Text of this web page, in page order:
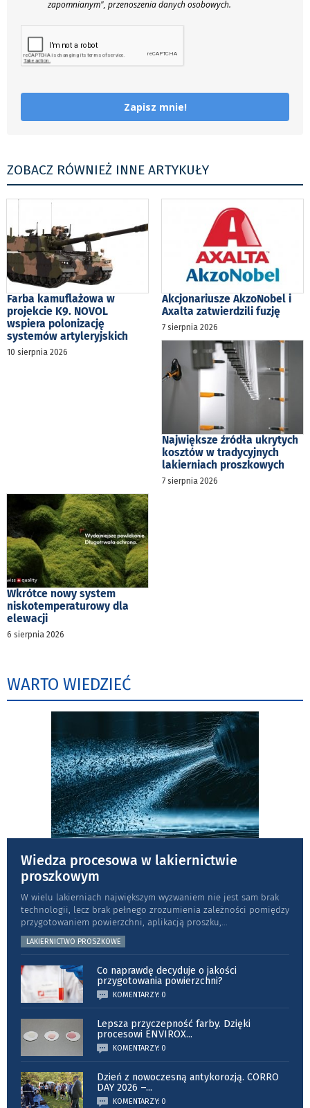
zapomnianym", przenoszenia danych osobowych.
Zapisz mnie!
ZOBACZ RÓWNIEŻ INNE ARTYKUŁY
Farba kamuflażowa w
projekcie K9. NOVOL
wspiera polonizację
systemów artyleryjskich
10 sierpnia 2026
Akcjonariusze AkzoNobel i
Axalta zatwierdzili fuzję
7 sierpnia 2026
Największe źródła ukrytych
kosztów w tradycyjnych
lakierniach proszkowych
7 sierpnia 2026
Wkrótce nowy system
niskotemperaturowy dla
elewacji
6 sierpnia 2026
WARTO WIEDZIEĆ
Wiedza procesowa w lakiernictwie
proszkowym
W wielu lakierniach największym wyzwaniem nie jest sam brak
technologii, lecz brak pełnego zrozumienia zależności pomiędzy
przygotowaniem powierzchni, aplikacją proszku,
LAKIERNICTWO PROSZKOWE
Co naprawdę decyduje o jakości
przygotowania powierzchni?
KOMENTARZY: 0
Lepsza przyczepność farby. Dzięki
procesowi ENVIROX...
KOMENTARZY: 0
Dzień z nowoczesną antykorozją. CORRO
DAY 2026 –...
KOMENTARZY: 0